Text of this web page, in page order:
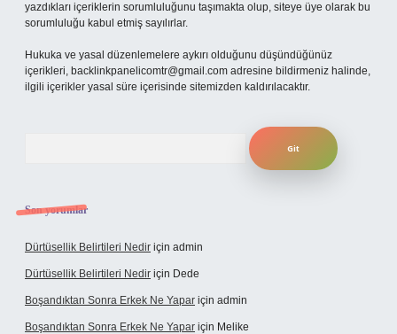
yazdıkları içeriklerin sorumluluğunu taşımakta olup, siteye üye olarak bu
sorumluluğu kabul etmiş sayılırlar.
Hukuka ve yasal düzenlemelere aykırı olduğunu düşündüğünüz
içerikleri, backlinkpanelicomtr@gmail.com adresine bildirmeniz halinde,
ilgili içerikler yasal süre içerisinde sitemizden kaldırılacaktır.
Son yorumlar
Dürtüsellik Belirtileri Nedir için admin
Dürtüsellik Belirtileri Nedir için Dede
Boşandıktan Sonra Erkek Ne Yapar için admin
Boşandıktan Sonra Erkek Ne Yapar için Melike